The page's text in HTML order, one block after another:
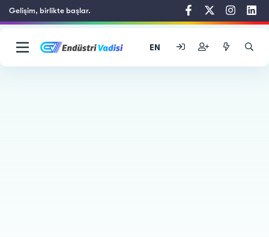
Gelişim, birlikte başlar.
EN